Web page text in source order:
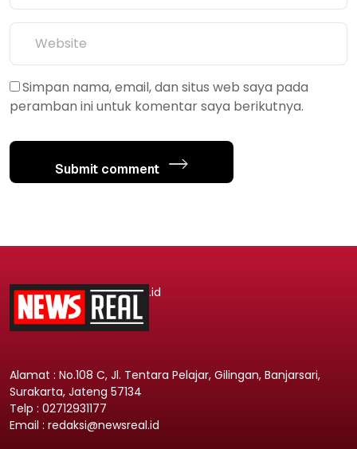
Simpan nama, email, dan situs web saya pada
peramban ini untuk komentar saya berikutnya.
Submit comment
.id
Alamat : No.108 C, Jl. Tentara Pelajar, Gilingan, Banjarsari,
Surakarta, Jateng 57134
Telp : 02712931177
Email : redaksi@newsreal.id